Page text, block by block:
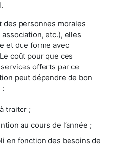
des personnes morales
etc.), elles
et due forme avec
coût pour que ces
offerts par ce
peut dépendre de bon
:
traiter ;
au cours de l’année ;
en fonction des besoins de